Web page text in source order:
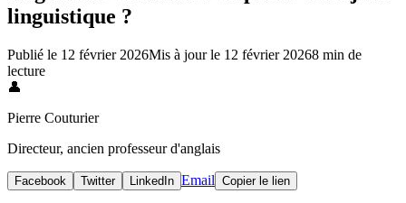
linguistique ?
Publié le 12 février 2026Mis à jour le 12 février 20268 min de
lecture
👤
Pierre Couturier
Directeur, ancien professeur d'anglais
Facebook Twitter LinkedIn Email Copier le lien